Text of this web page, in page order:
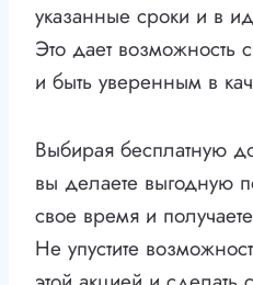
указанные сроки и в
Это дает возможность
и быть уверенным в
Выбирая бесплатную
вы делаете выгодную
свое время и
Не упустите